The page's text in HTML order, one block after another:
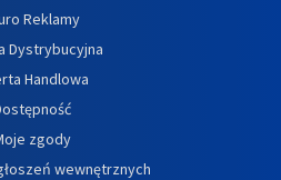
Reklamy
Dystrybucyjna
Handlowa
zgody
wewnętrznych